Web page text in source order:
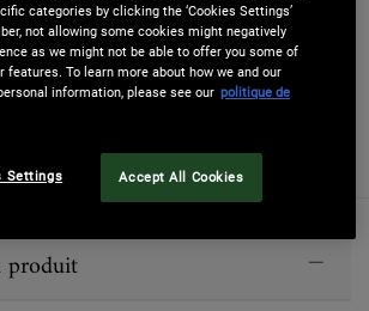
PROGRAMME DE FIDÉLITÉ
38 POINTS BONUS
Sellers
produit
categories by clicking the ‘Cookies Settings’
not allowing some cookies might negatively
as we might not be able to offer you some of
features. To learn more about how we and our
information, please see our politique de
Settings Accept All Cookies